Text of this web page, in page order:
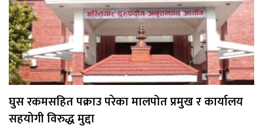
घुस रकमसहित पक्राउ परेका मालपोत प्रमुख र कार्यालय
सहयोगी विरुद्ध मुद्दा